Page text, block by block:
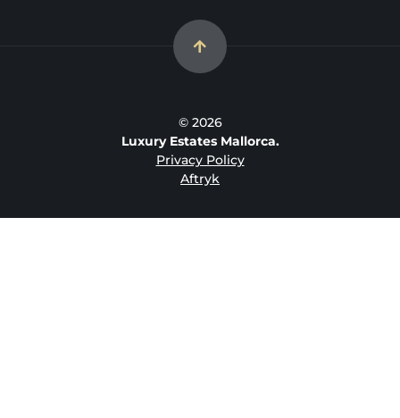
© 2026
Luxury Estates Mallorca.
Privacy Policy
Aftryk